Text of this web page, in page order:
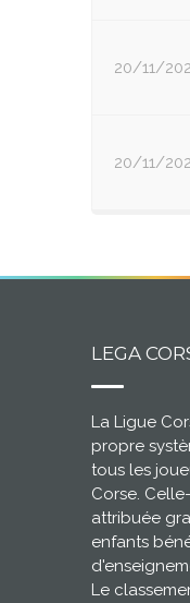
20/11/
20/11/
LEGA
La Ligue
propre
tous les
Corse.
attribuée
enfants
Le